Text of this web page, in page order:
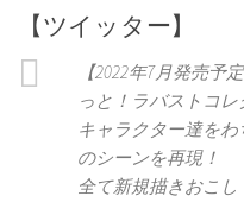
【ツイッター】
【2022年7月発売
っと！ラバストコレ
キャラクター達を
のシーンを再現！
全て新規描きおこし